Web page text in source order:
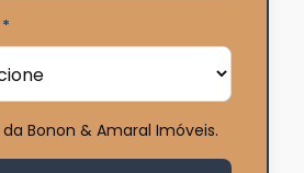
*
da Bonon & Amaral Imóveis.